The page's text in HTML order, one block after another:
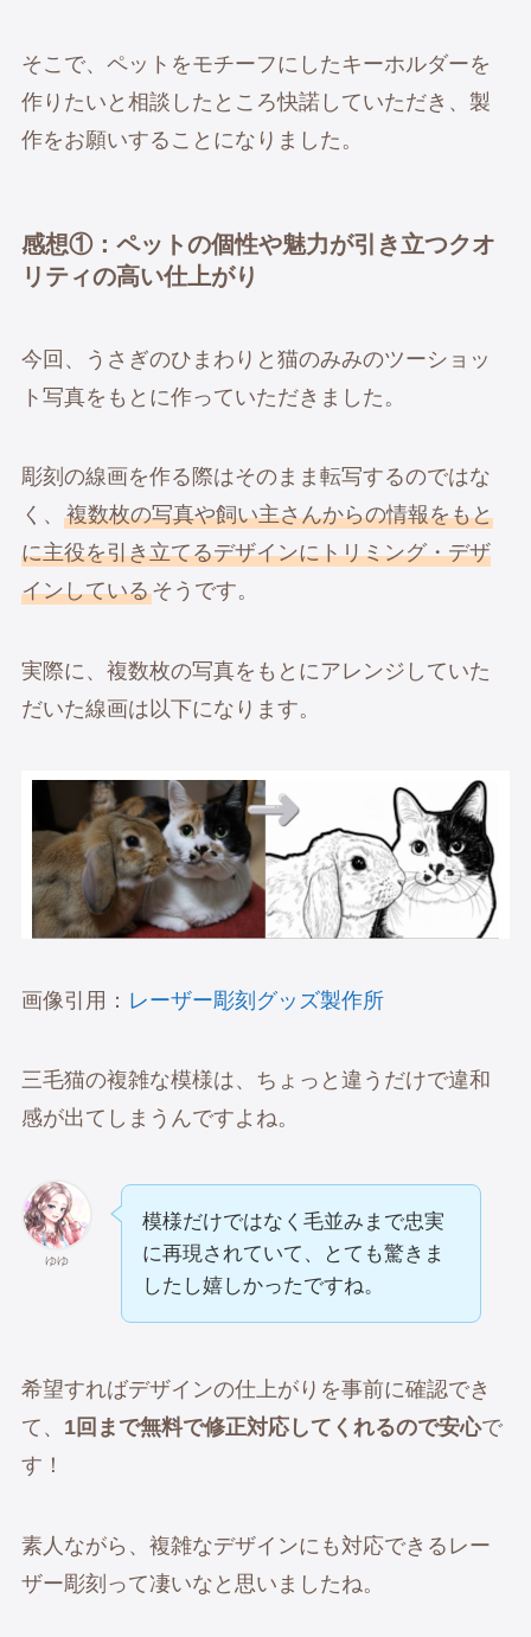
そこで、ペットをモチーフにしたキーホルダーを
作りたいと相談したところ快諾していただき、製
作をお願いすることになりました。
感想①：ペットの個性や魅力が引き立つクオ
リティの高い仕上がり
今回、うさぎのひまわりと猫のみみのツーショッ
ト写真をもとに作っていただきました。
彫刻の線画を作る際はそのまま転写するのではな
く、 複数枚の写真や飼い主さんからの情報をもと
に主役を引き立てるデザインにトリミング・デザ
インしているそうです。
実際に、複数枚の写真をもとにアレンジしていた
だいた線画は以下になります。
画像引用： レーザー彫刻グッズ製作所
三毛猫の複雑な模様は、ちょっと違うだけで違和
感が出てしまうんですよね。
ゆゆ
模様だけではなく毛並みまで忠実
に再現されていて、とても驚きま
したし嬉しかったですね。
希望すればデザインの仕上がりを事前に確認でき
て、 1回まで無料で修正対応してくれるので安心で
す！
素人ながら、複雑なデザインにも対応できるレー
ザー彫刻って凄いなと思いましたね。